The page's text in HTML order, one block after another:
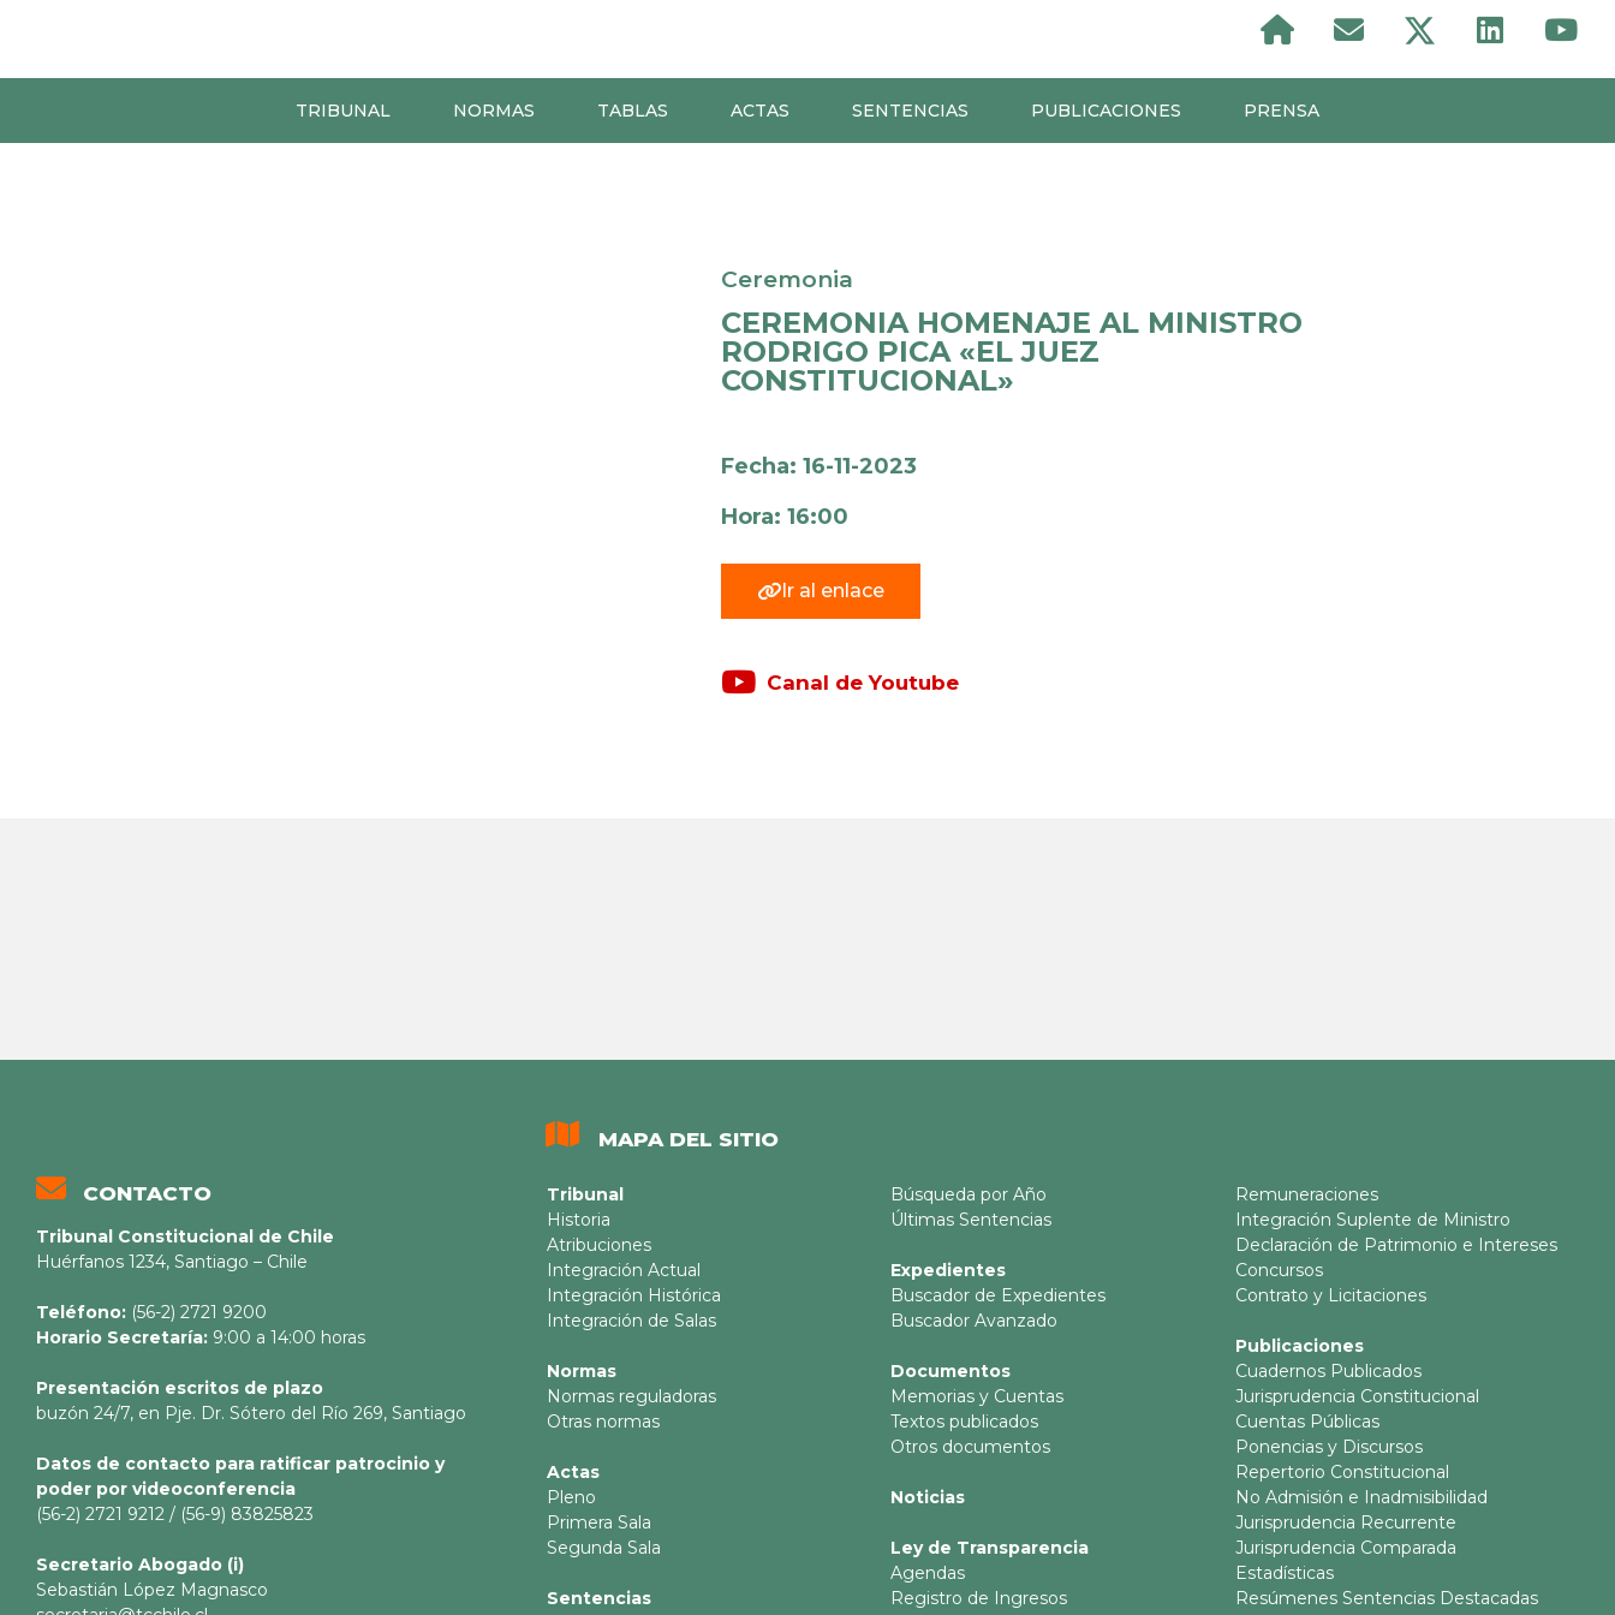
TRIBUNAL NORMAS TABLAS ACTAS SENTENCIAS PUBLICACIONES PRENSA
Ceremonia
CEREMONIA HOMENAJE AL MINISTRO
RODRIGO PICA «EL JUEZ
CONSTITUCIONAL»
Fecha: 16-11-2023
Hora: 16:00
Ir al enlace
Canal de Youtube
CONTACTO
Tribunal Constitucional de Chile
Huérfanos 1234, Santiago – Chile
Teléfono: (56-2) 2721 9200
Horario Secretaría: 9:00 a 14:00 horas
Presentación escritos de plazo
buzón 24/7, en Pje. Dr. Sótero del Río 269, Santiago
Datos de contacto para ratificar patrocinio y
poder por videoconferencia
(56-2) 2721 9212 / (56-9) 83825823
Secretario Abogado (i)
Sebastián López Magnasco
MAPA DEL SITIO
Tribunal
Historia
Atribuciones
Integración Actual
Integración Histórica
Integración de Salas
Normas
Normas reguladoras
Otras normas
Actas
Pleno
Primera Sala
Segunda Sala
Sentencias
Búsqueda por Año
Últimas Sentencias
Expedientes
Buscador de Expedientes
Buscador Avanzado
Documentos
Memorias y Cuentas
Textos publicados
Otros documentos
Noticias
Ley de Transparencia
Agendas
Registro de Ingresos
Remuneraciones
Integración Suplente de Ministro
Declaración de Patrimonio e Intereses
Concursos
Contrato y Licitaciones
Publicaciones
Cuadernos Publicados
Jurisprudencia Constitucional
Cuentas Públicas
Ponencias y Discursos
Repertorio Constitucional
No Admisión e Inadmisibilidad
Jurisprudencia Recurrente
Jurisprudencia Comparada
Estadísticas
Resúmenes Sentencias Destacadas